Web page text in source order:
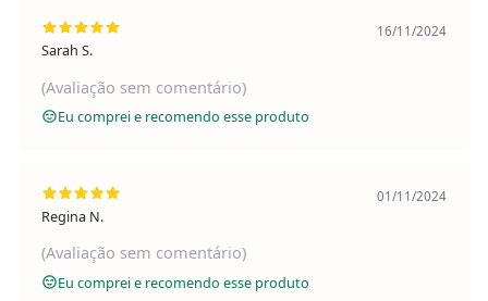
Sarah S.
16/11/2024
(Avaliação sem comentário)
Eu comprei e recomendo esse produto
Regina N.
01/11/2024
(Avaliação sem comentário)
Eu comprei e recomendo esse produto